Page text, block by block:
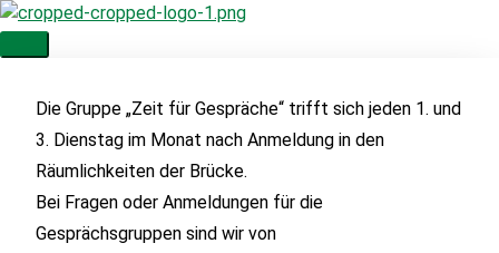
Zum
Inhalt
springen
Hauptmenü
Die Gruppe „Zeit für Gespräche“ trifft sich jeden 1. und
3. Dienstag im Monat nach Anmeldung in den
Räumlichkeiten der Brücke.
Bei Fragen oder Anmeldungen für die
Gesprächsgruppen sind wir von